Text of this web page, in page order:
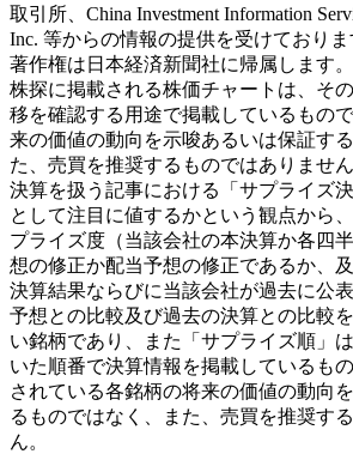
取引所、China Investment Information
Inc. 等からの情報の提供を受けており
著作権は日本経済新聞社に帰属します。
株探に掲載される株価チャートは、そ
移を確認する用途で掲載しているもの
来の価値の動向を示唆あるいは保証す
た、売買を推奨するものではありません
決算を扱う記事における「サプライズ
として注目に値するかという観点から
プライズ度（当該会社の本決算か各四
想の修正か配当予想の修正であるか、
決算結果ならびに当該会社が過去に公
予想との比較及び過去の決算との比較
い銘柄であり、また「サプライズ順」
いた順番で決算情報を掲載しているも
されている各銘柄の将来の価値の動向
るものではなく、また、売買を推奨す
ん。